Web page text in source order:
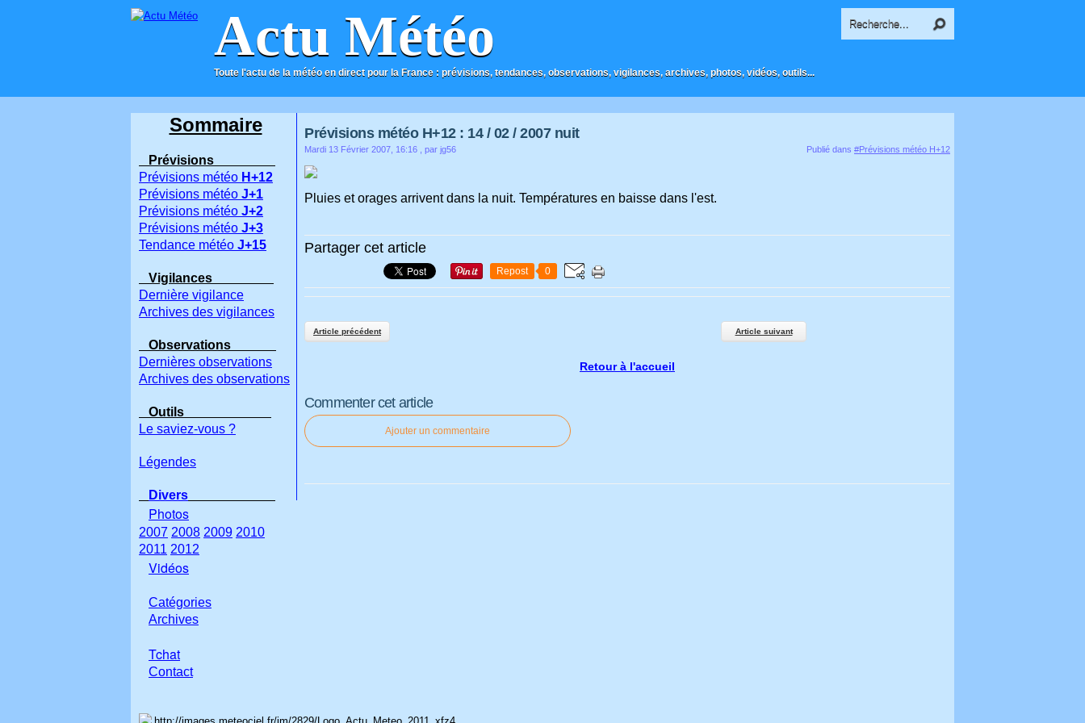
Actu Météo
Toute l'actu de la météo en direct pour la France : prévisions, tendances, observations, vigilances, archives, photos, vidéos, outils...
ACCUEIL CONTACT
Prévisions météo H+12 : 14 / 02 / 2007 nuit
Mardi 13 Février 2007, 16:16 , par jg56 Publié dans #Prévisions météo H+12
Pluies et orages arrivent dans la nuit. Températures en baisse dans l'est.
Partager cet article
Repost 0
Article précédent Article suivant
Retour à l'accueil
Commenter cet article
Ajouter un commentaire
Sommaire
Prévisions
Prévisions météo H+12
Prévisions météo J+1
Prévisions météo J+2
Prévisions météo J+3
Tendance météo J+15
Vigilances
Dernière vigilance
Archives des vigilances
Observations
Dernières observations
Archives des observations
Outils
Le saviez-vous ?
Légendes
Divers
Photos
2007 2008 2009 2010
2011 2012
Vidéos
Catégories
Archives
Tchat
Contact